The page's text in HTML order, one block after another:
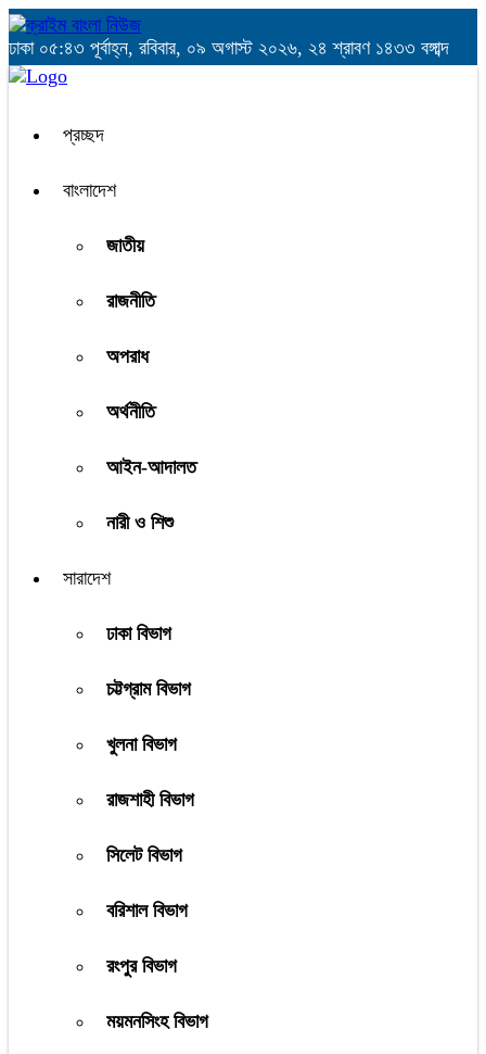
ঢাকা ০৫:৪৩ পূর্বাহ্ন, রবিবার, ০৯ অগাস্ট ২০২৬, ২৪ শ্রাবণ ১৪৩৩ বঙ্গাব্দ
প্রচ্ছদ
বাংলাদেশ
জাতীয়
রাজনীতি
অপরাধ
অর্থনীতি
আইন-আদালত
নারী ও শিশু
সারাদেশ
ঢাকা বিভাগ
চট্টগ্রাম বিভাগ
খুলনা বিভাগ
রাজশাহী বিভাগ
সিলেট বিভাগ
বরিশাল বিভাগ
রংপুর বিভাগ
ময়মনসিংহ বিভাগ